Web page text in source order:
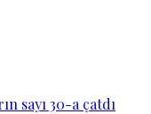
sayı 30-a çatdı